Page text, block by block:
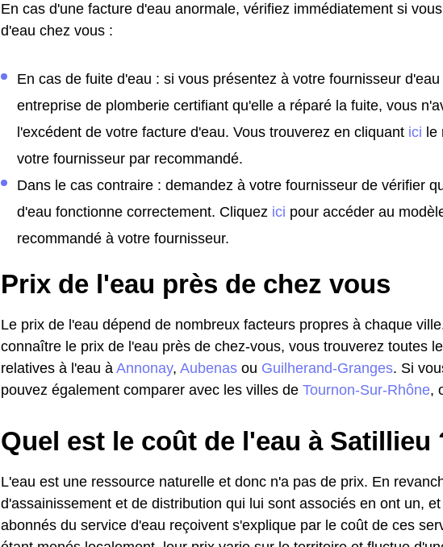
En cas d'une facture d'eau anormale, vérifiez immédiatement si
d'eau chez vous :
En cas de fuite d'eau : si vous présentez à votre fournisseur
entreprise de plomberie certifiant qu'elle a réparé la fuite, vous
l'excédent de votre facture d'eau. Vous trouverez en cliquant ici le
votre fournisseur par recommandé.
Dans le cas contraire : demandez à votre fournisseur de vérifier
d'eau fonctionne correctement. Cliquez ici pour accéder au
recommandé à votre fournisseur.
Prix de l'eau près de chez vous
Le prix de l'eau dépend de nombreux facteurs propres à chaque
connaître le prix de l'eau près de chez-vous, vous trouverez toutes
relatives à l'eau àAnnonay, Aubenas ou Guilherand-Granges. Si
pouvez également comparer avec les villes de Tournon-Sur-Rhône,
Quel est le coût de l'eau à Satillieu
L'eau est une ressource naturelle et donc n'a pas de prix. En
d'assainissement et de distribution qui lui sont associés en ont un,
abonnés du service d'eau reçoivent s'explique par le coût de ces